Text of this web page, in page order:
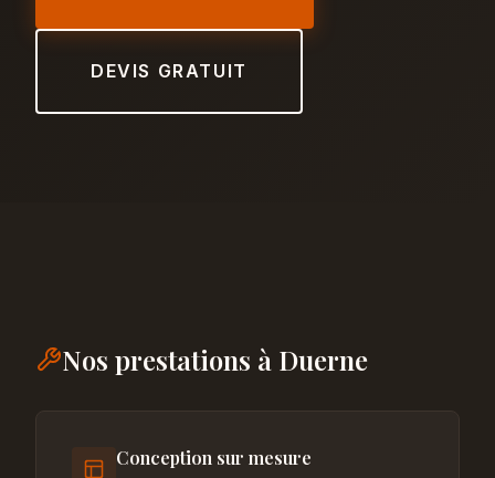
DEVIS GRATUIT
Nos prestations à Duerne
Conception sur mesure